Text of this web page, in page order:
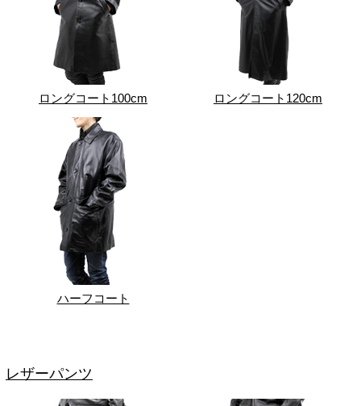
ロングコート100cm ロングコート120cm
ハーフコート
レザーパンツ